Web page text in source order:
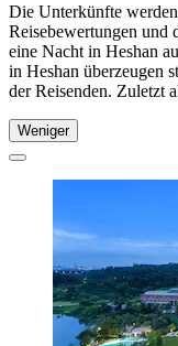
Die Unterkünfte
Reisebewertungen und
eine Nacht in Heshan
in Heshan überzeugen
der Reisenden. Zuletzt
Weniger